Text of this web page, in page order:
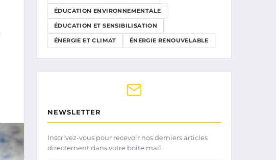
ÉDUCATION ENVIRONNEMENTALE
ÉDUCATION ET SENSIBILISATION
ÉNERGIE ET CLIMAT ÉNERGIE RENOUVELABLE
NEWSLETTER
Inscrivez-vous pour recevoir nos derniers articles
directement dans votre boîte mail.